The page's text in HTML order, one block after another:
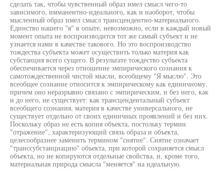
сделать так, чтобы чувственный образ имел смысл чего-то
зависимого, имманентно-идеального, как и наоборот, чтобы
мысленный образ имел смысл трансцендентно-материального.
Единство нашего "я" в опыте, невозможно, если в каждый новый
момент опыта не воспроизводится тот же самый субъект и не
узнается нами в качестве такового. Но это воспроизводство
тождества субъекта может осуществить только материя как
субстанция всего сущего. В результате тождество субъекта
обеспечивается через отношение эмпирического сознания к
самотождественной чистой мысли, всеобщему "Я мыслю". Это
всеобщее сознание относится к эмпирическому как единичному,
причем оно неразрывно связано с эмпирическим, и без него, как
и до него, не существует: как трансцендентальный субъект
всеобщего сознания, материя в качестве универсального, не
существует отдельно от своих единичных проявлений и без них.
Поскольку образ не есть копия объекта, постольку термин
"отражение", характеризующий связь образа и объекта,
целесообразнее заменить термином "снятие". Снятие означает
"транссубстанциацию" объекта, при которой сохраняется смысл
объекта, но не копируются отдельные свойства, и, кроме того,
материальная природа смысла "меняется" на идеальную.